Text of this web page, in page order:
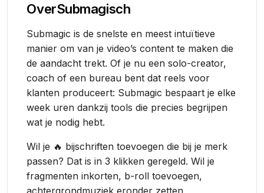
OverSubmagisch
Submagic is de snelste en meest intuïtieve
manier om van je video’s content te maken die
de aandacht trekt. Of je nu een solo-creator,
coach of een bureau bent dat reels voor
klanten produceert: Submagic bespaart je elke
week uren dankzij tools die precies begrijpen
wat je nodig hebt.
Wil je 🔥 bijschriften toevoegen die bij je merk
passen? Dat is in 3 klikken geregeld. Wil je
fragmenten inkorten, b-roll toevoegen,
achtergrondmuziek eronder zetten,